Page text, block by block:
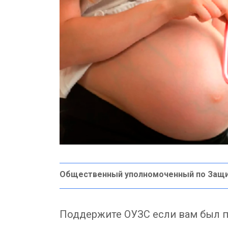
Общественный уполномоченный по
Поддержите ОУЗС если вам был